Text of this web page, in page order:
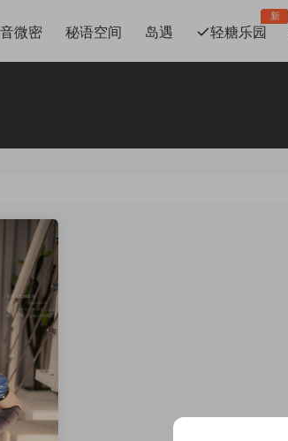
微密 秘语空间 岛遇 轻糖乐园
新